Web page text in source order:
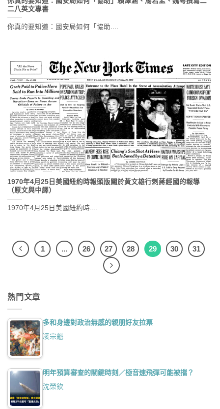
二八英文專書
你真的要知道：國安局如何「協助....
1970年4月25日美國紐約時報頭版關於黃文雄行刺蔣經國的報導
（原文與中譯）
1970年4月25日美國紐約時....
1 ... 26 27 28 29 30 31
熱門文章
多和身邊對政治無感的親朋好友拉票
凌宗魁
明年預算審查的關鍵時刻／極音速飛彈可能被擋？
沈榮欽